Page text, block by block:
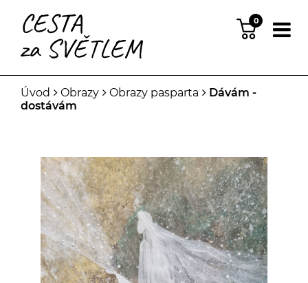
0
Úvod Obrazy Obrazy pasparta
Dávám -
dostávám